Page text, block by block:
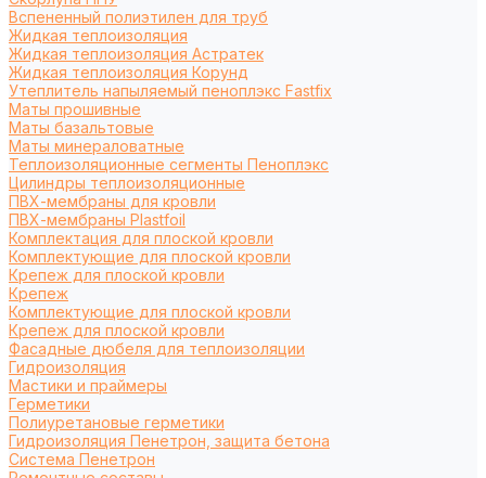
Вспененный полиэтилен для труб
Жидкая теплоизоляция
Жидкая теплоизоляция Астратек
Жидкая теплоизоляция Корунд
Утеплитель напыляемый пеноплэкс Fastfix
Маты прошивные
Маты базальтовые
Маты минераловатные
Теплоизоляционные сегменты Пеноплэкс
Цилиндры теплоизоляционные
ПВХ-мембраны для кровли
ПВХ-мембраны Plastfoil
Комплектация для плоской кровли
Комплектующие для плоской кровли
Крепеж для плоской кровли
Крепеж
Комплектующие для плоской кровли
Крепеж для плоской кровли
Фасадные дюбеля для теплоизоляции
Гидроизоляция
Мастики и праймеры
Герметики
Полиуретановые герметики
Гидроизоляция Пенетрон, защита бетона
Система Пенетрон